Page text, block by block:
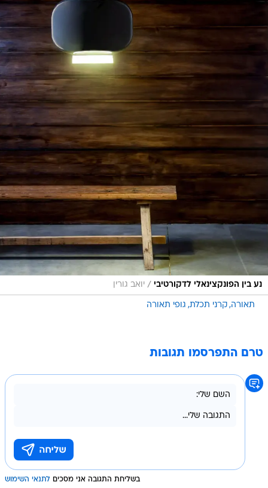
נע בין הפונקצינאלי לדקורטיבי / יואב גורין
תאורה קרני תכלת גופי תאורה
טרם התפרסמו תגובות
בשליחת התגובה אני מסכים לתנאי השימוש